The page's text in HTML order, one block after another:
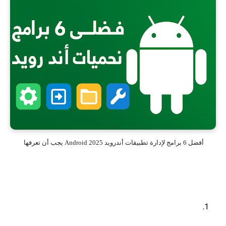
أفضل 6 برامج لإدارة تطبيقات أندرويد Android 2025 يجب أن تعرفها